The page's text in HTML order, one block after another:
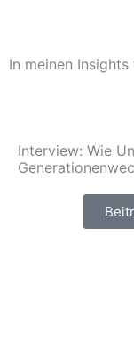
In meinen
Interview: Wie